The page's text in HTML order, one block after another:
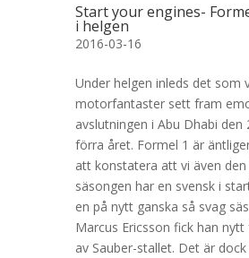
Start your engines-
i helgen
2016-03-16
Under helgen inleds det som
motorfantaster sett fram
avslutningen i Abu Dhabi den
förra året. Formel 1 är
att konstatera att vi även
säsongen har en svensk i
en på nytt ganska så svag
Marcus Ericsson fick han
av Sauber-stallet. Det är